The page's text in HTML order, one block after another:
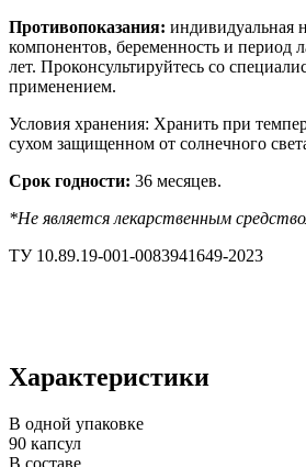
Противопоказания: индивидуальная
компонентов, беременность и период
лет. Проконсультируйтесь со
применением.
Условия хранения: Хранить при
сухом защищенном от солнечного
Срок годности: 36 месяцев.
*Не является лекарственным
ТУ 10.89.19-001-0083941649-2023
Характеристики
В одной упаковке
90 капсул
В составе